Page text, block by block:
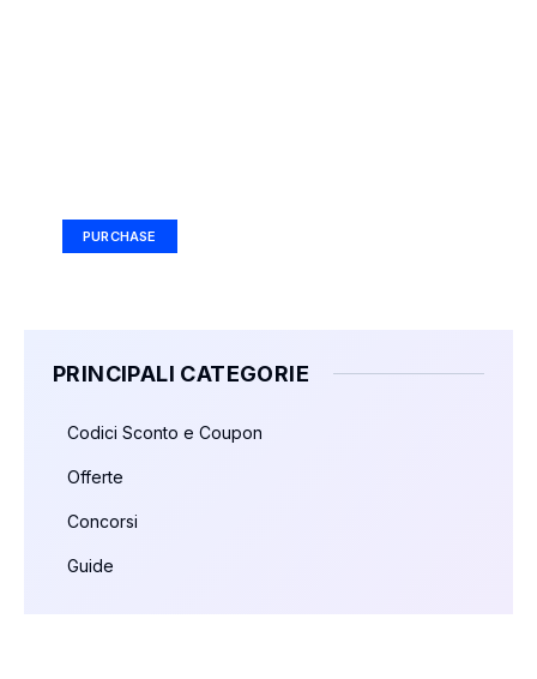
PURCHASE
PRINCIPALI CATEGORIE
Codici Sconto e Coupon
Offerte
Concorsi
Guide